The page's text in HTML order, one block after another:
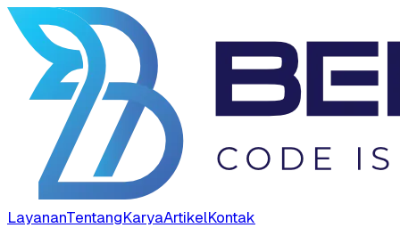
LayananTentangKaryaArtikelKontak